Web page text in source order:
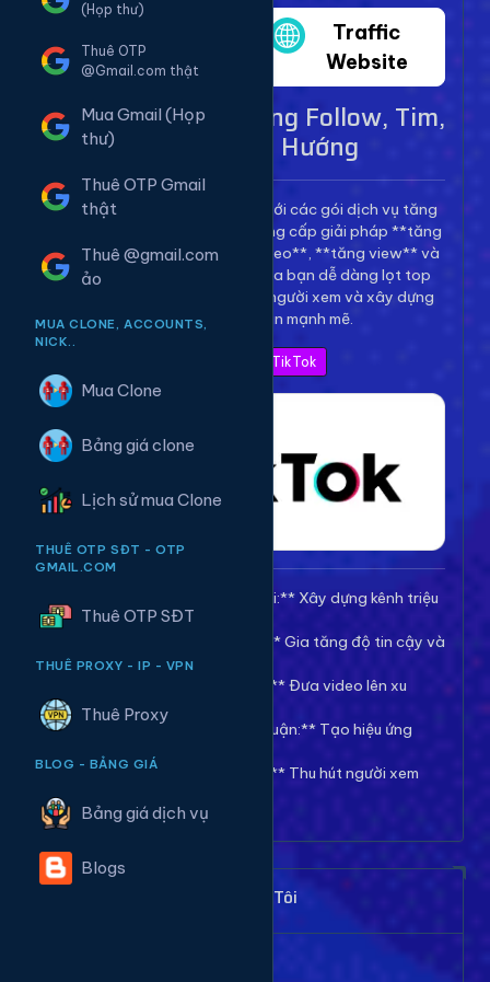
(Họp thư)
Thuê OTP
@Gmail.com thật
Mua Gmail (Họp
thư)
Thuê OTP Gmail
thật
Thuê @gmail.com
ảo
MUA CLONE, ACCOUNTS,
NICK..
Mua Clone
Bảng giá clone
Lịch sử mua Clone
THUÊ OTP SĐT - OTP
GMAIL.COM
Thuê OTP SĐT
THUÊ PROXY - IP - VPN
Thuê Proxy
BLOG - BẢNG GIÁ
Bảng giá dịch vụ
Blogs
Traffic
Website
Dịch Vụ TikTok - Tăng Follow, Tim,
View Lên Xu Hướng
Bùng nổ kênh TikTok của bạn với các gói dịch vụ tăng
trưởng toàn diện. Chúng tôi cung cấp giải pháp **tăng
follow TikTok**, **tăng tim video**, **tăng view** và
**bình luận** để giúp video của bạn dễ dàng lọt top
thịnh hành, thu hút hàng triệu người xem và xây dựng
thương hiệu cá nhân mạnh mẽ.
Xem Bảng Giá TikTok
🚀 **Tăng Follow/Theo dõi:** Xây dựng kênh triệu
follow uy tín.
❤️ **Tăng Tim/Like Video:** Gia tăng độ tin cậy và
viral cho video.
👀 **Tăng View/Lượt xem:** Đưa video lên xu
hướng nhanh chóng.
💬 **Tăng Comment/Bình luận:** Tạo hiệu ứng
thảo luận sôi nổi.
👁️ **Tăng Mắt Livestream:** Thu hút người xem
Khách Hàng Nói Gì Về Chúng Tôi